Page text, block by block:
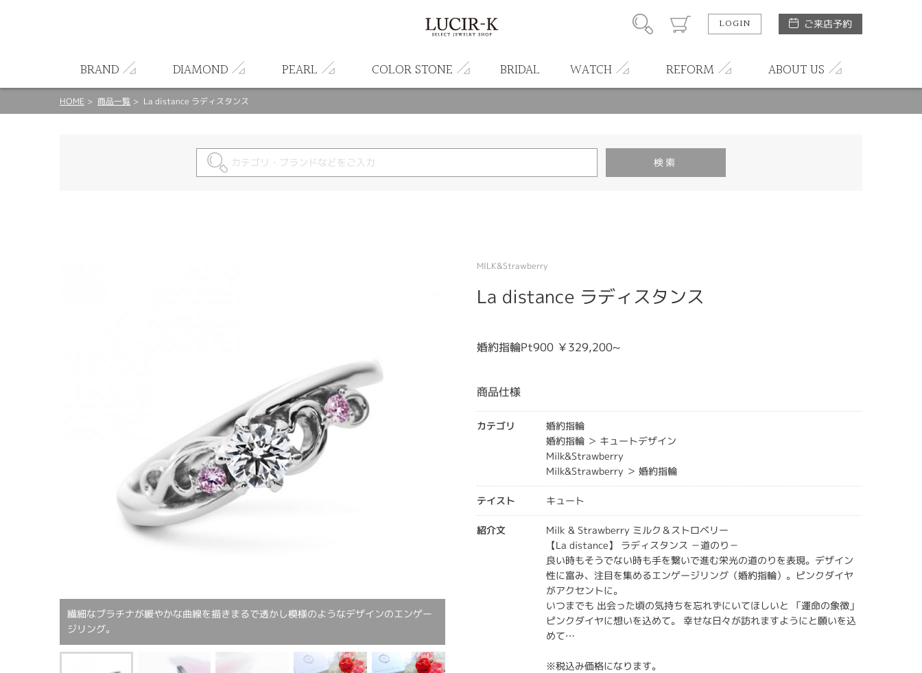
LOGIN ご来店予約
BRAND DIAMOND PEARL COLOR STONE BRIDAL WATCH REFORM ABOUT US
HOME 商品一覧 La distance ラディスタンス
繊細なプラチナが緩やかな曲線を描きまるで透かし模様のようなデザインのエンゲー
ジリング。
MILK&Strawberry
La distance ラディスタンス
婚約指輪Pt900 ￥329,200~
商品仕様
カテゴリ
婚約指輪
婚約指輪 ＞ キュートデザイン
Milk&Strawberry
Milk&Strawberry ＞ 婚約指輪
テイスト キュート
紹介文
Milk & Strawberry ミルク＆ストロベリー
【La distance】 ラディスタンス －道のり－
良い時もそうでない時も手を繋いで進む栄光の道のりを表現。デザイン
性に富み、注目を集めるエンゲージリング（婚約指輪）。ピンクダイヤ
がアクセントに。
いつまでも 出会った頃の気持ちを忘れずにいてほしいと 「運命の象徴」
ピンクダイヤに想いを込めて。 幸せな日々が訪れますようにと願いを込
めて…
※税込み価格になります。